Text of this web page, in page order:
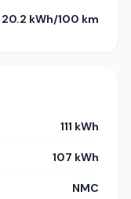
20.2 kWh/100 km
111 kWh
107 kWh
NMC